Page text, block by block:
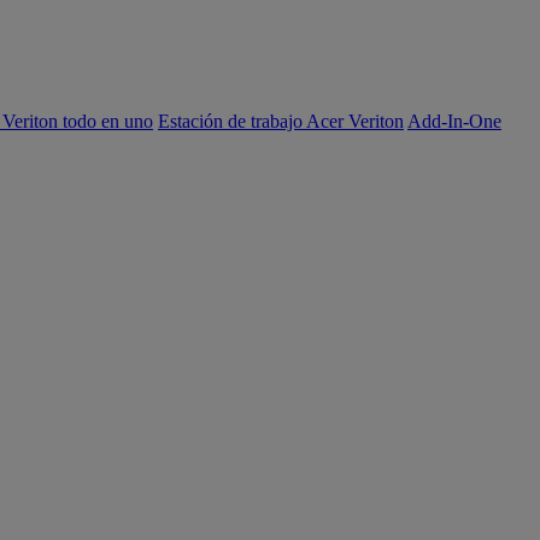
todo en uno Estación de trabajo Acer Veriton Add-In-One